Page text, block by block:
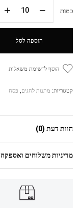
כמות
הוספה לסל
הוסף לרשימת משאלות
קטגוריות: מתנות לחגים, פסח
חוות דעת (0)
מדיניות משלוחים ואספקה